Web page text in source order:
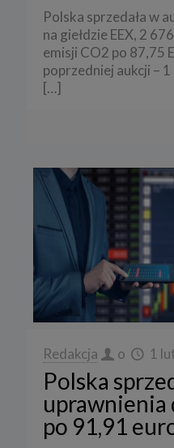
Polska sprzedała w
na giełdzie EEX, 2
emisji CO2 po 87,75
poprzedniej aukcji –
[…]
Redakcja o 1
Polska
uprawnienia
po 91,91